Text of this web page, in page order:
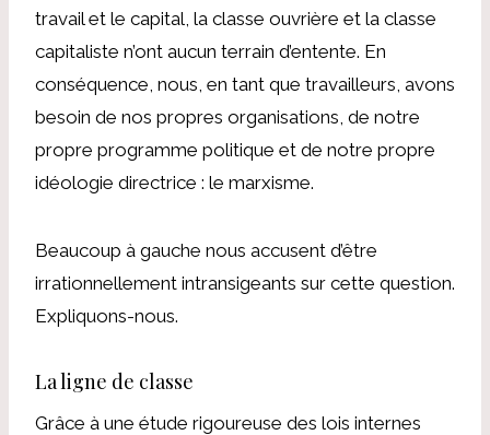
travail et le capital, la classe ouvrière et la classe
capitaliste n’ont aucun terrain d’entente. En
conséquence, nous, en tant que travailleurs, avons
besoin de nos propres organisations, de notre
propre programme politique et de notre propre
idéologie directrice : le marxisme.
Beaucoup à gauche nous accusent d’être
irrationnellement intransigeants sur cette question.
Expliquons-nous.
La ligne de classe
Grâce à une étude rigoureuse des lois internes